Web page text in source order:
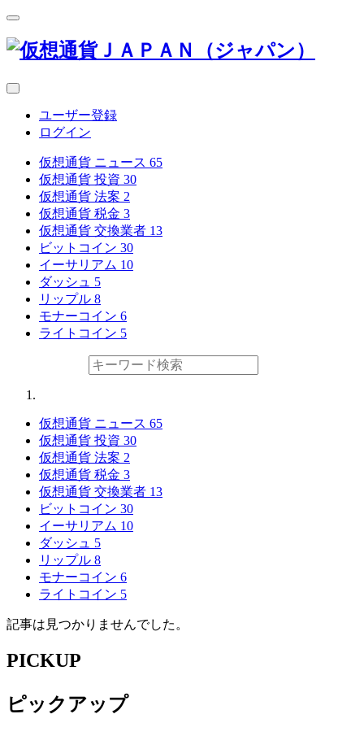
ユーザー登録
ログイン
仮想通貨 ニュース 65
仮想通貨 投資 30
仮想通貨 法案 2
仮想通貨 税金 3
仮想通貨 交換業者 13
ビットコイン 30
イーサリアム 10
ダッシュ 5
リップル 8
モナーコイン 6
ライトコイン 5
仮想通貨 ニュース 65
仮想通貨 投資 30
仮想通貨 法案 2
仮想通貨 税金 3
仮想通貨 交換業者 13
ビットコイン 30
イーサリアム 10
ダッシュ 5
リップル 8
モナーコイン 6
ライトコイン 5
記事は見つかりませんでした。
PICKUP
ピックアップ